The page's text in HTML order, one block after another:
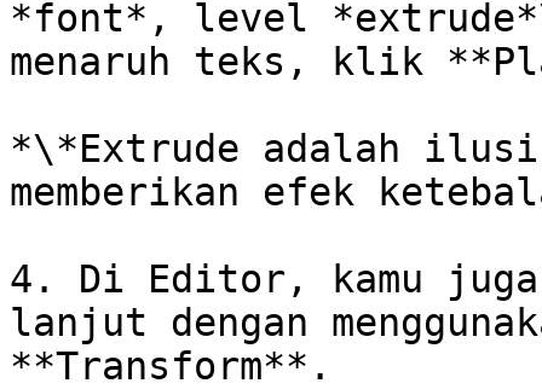
*font*, level
menaruh teks, klik
*\*Extrude adalah
memberikan efek
4. Di Editor, kamu
lanjut dengan
**Transform**.